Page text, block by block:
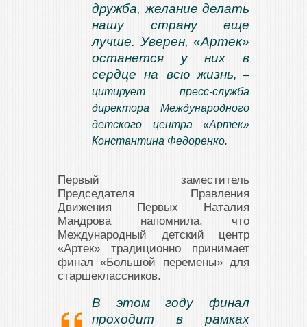
дружба, желание делать
нашу страну еще
лучше. Уверен, «Артек»
останется у них в
сердце на всю жизнь, –
цитирует пресс-служба
директора Международного
детского центра «Артек»
Константина Федоренко.
Первый заместитель
Председателя Правления
Движения Первых Наталия
Мандрова напомнила, что
Международный детский центр
«Артек» традиционно принимает
финал «Большой перемены» для
старшеклассников.
В этом году финал
проходит в рамках